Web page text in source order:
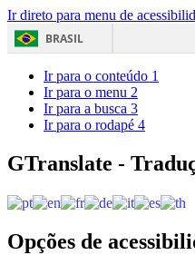
Ir direto para menu de
BRASIL
Ir para o conteúdo 1
Ir para o menu 2
Ir para a busca 3
Ir para o rodapé 4
GTranslate -
Opções de